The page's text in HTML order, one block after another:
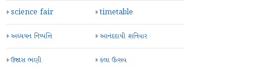
science fair timetable
અધ્યયન નિષ્પત્તિ આનંદદાયી શનિવાર
ઉજાસ ભણી કલા ઉત્સવ